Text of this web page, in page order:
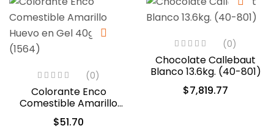
(0)
Colorante Enco
Comestible Amarillo
Huevo en Gel 40gr.
(1564)
$51.70
(0)
Chocolate Callebaut
Blanco 13.6kg. (40-801)
$7,819.77